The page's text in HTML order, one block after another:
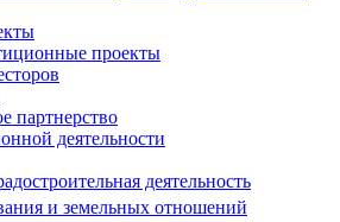
проекты
партнерство
деятельности
деятельность
и земельных отношений